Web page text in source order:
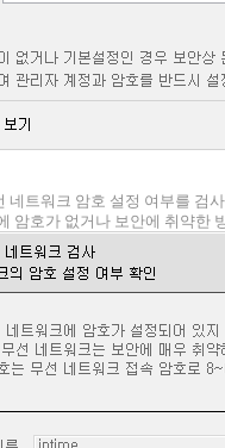
네트워크 암호 설정 여부를 검
암호가 없거나 보안에 취약한